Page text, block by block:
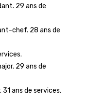
29 ans de
chef. 28 ans de
29 ans de
31 ans de services.